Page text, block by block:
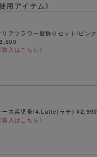
用アイテム》
リアフラワー髪飾りセット/ピンク
購入はこちら》
ース兵児帯/4.Latte(ラテ) ¥2,990
購入はこちら》